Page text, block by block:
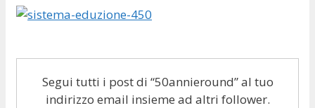
Segui tutti i post di “50annieround” al tuo
indirizzo email insieme ad altri follower.